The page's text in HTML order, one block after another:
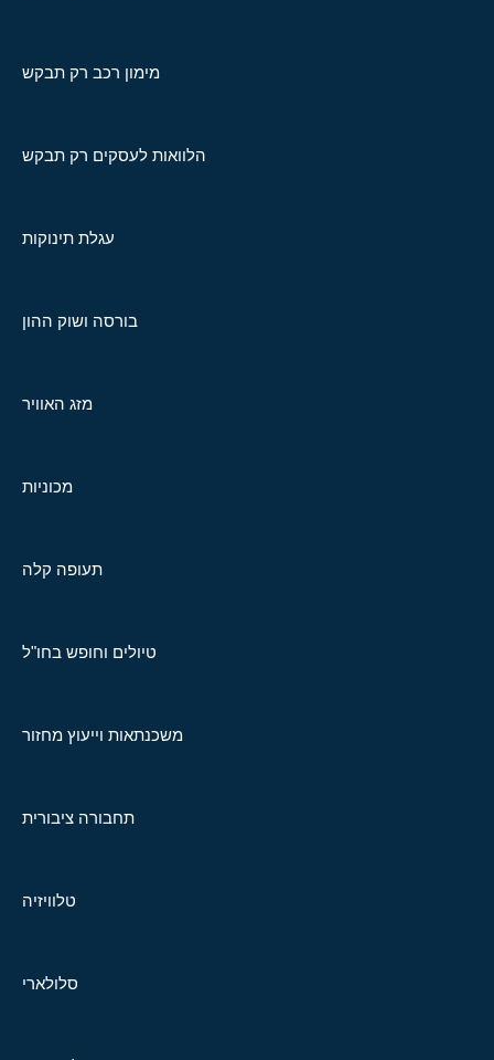
מימון רכב רק תבקש
הלוואות לעסקים רק תבקש
עגלת תינוקות
בורסה ושוק ההון
מזג האוויר
מכוניות
תעופה קלה
טיולים וחופש בחו"ל
משכנתאות וייעוץ מחזור
תחבורה ציבורית
טלוויזיה
סלולארי